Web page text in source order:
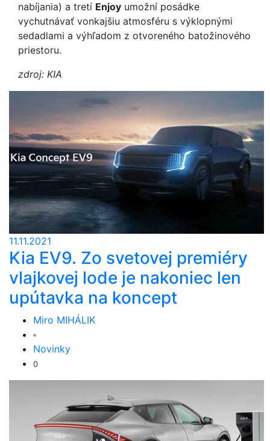
nabíjania) a tretí Enjoy umožní posádke
vychutnávať vonkajšiu atmosféru s výklopnými
sedadlami a výhľadom z otvoreného batožinového
priestoru.
zdroj: KIA
11.11.2021
Kia EV9. Zo svetovej premiéry
vlajkovej lode je nakoniec len
upútavka na koncept
Miro MIHÁLIK
Novinky
0